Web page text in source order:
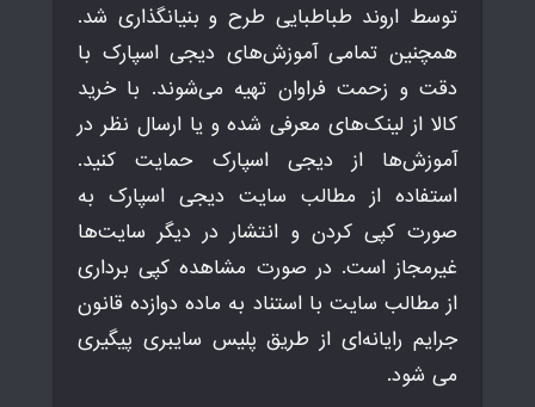
توسط اروند طباطبایی طرح و بنیانگذاری شد.
همچنین تمامی آموزش‌های دیجی اسپارک با
دقت و زحمت فراوان تهیه می‌شوند. با خرید
کالا از لینک‌های معرفی شده و یا ارسال نظر در
آموزش‌ها از دیجی اسپارک حمایت کنید.
استفاده از مطالب سایت دیجی اسپارک به
صورت کپی کردن و انتشار در دیگر سایت‌ها
غیرمجاز است. در صورت مشاهده کپی برداری
از مطالب سایت با استناد به ماده دوازده قانون
جرایم رایانه‌ای از طریق پلیس سایبری پیگیری
می شود.